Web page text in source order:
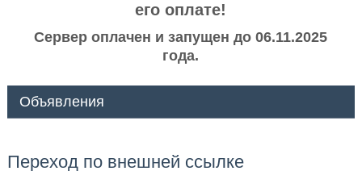
его оплате!
Сервер оплачен и запущен до 06.11.2025
года.
Объявления
Переход по внешней ссылке